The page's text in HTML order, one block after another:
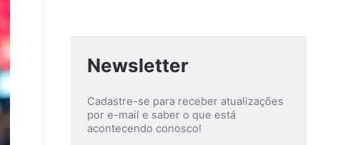
Newsletter
Cadastre-se para receber atualizações
por e-mail e saber o que está
acontecendo conosco!